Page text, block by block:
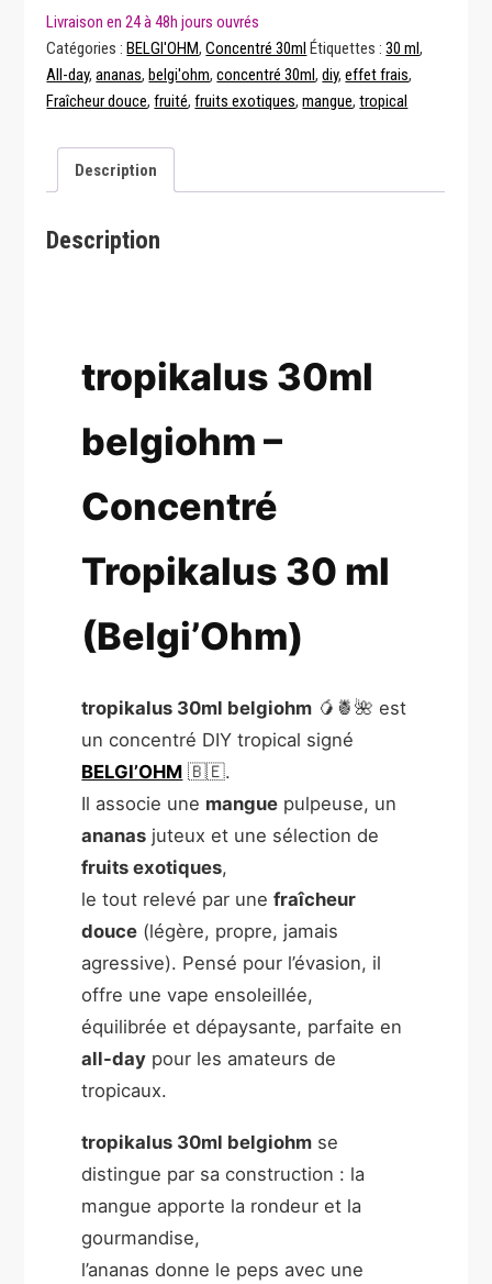
Belgiohm
Catégories : BELGI'OHM,Concentré 30ml Étiquettes :30 ml,
All-day,ananas, belgi'ohm,concentré 30ml,diy,effet frais,
Fraîcheur douce,fruité,fruits exotiques,mangue,tropical
Description
Description
tropikalus 30ml
belgiohm –
Concentré
Tropikalus 30 ml
(Belgi’Ohm)
tropikalus 30ml belgiohm 🥭🍍🌺 est
un concentré DIY tropical signé
BELGI’OHM 🇧🇪.
Il associe une mangue pulpeuse, un
ananas juteux et une sélection de
fruits exotiques,
le tout relevé par unefraîcheur
douce (légère, propre, jamais
agressive). Pensé pour l’évasion, il
offre une vape ensoleillée,
équilibrée et dépaysante, parfaite en
all-day pour les amateurs de
tropicaux.
tropikalus 30ml belgiohm se
distingue par sa construction : la
mangue apporte la rondeur et la
gourmandise,
l’ananas donne le peps avec une